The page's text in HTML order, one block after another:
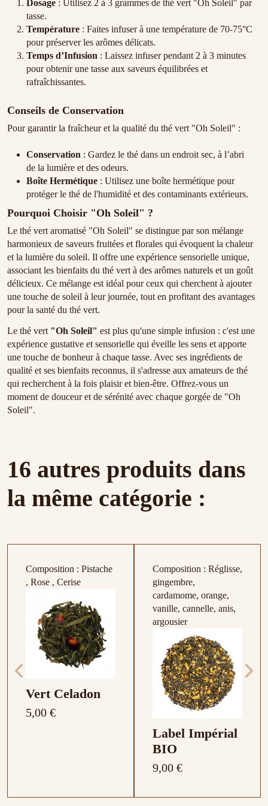
Dosage : Utilisez 2 à 3 grammes de thé vert "Oh Soleil" par
tasse.
Température : Faites infuser à une température de 70-75°C
pour préserver les arômes délicats.
Temps d’Infusion : Laissez infuser pendant 2 à 3 minutes
pour obtenir une tasse aux saveurs équilibrées et
rafraîchissantes.
Conseils de Conservation
Pour garantir la fraîcheur et la qualité du thé vert "Oh Soleil" :
Conservation : Gardez le thé dans un endroit sec, à l’abri
de la lumière et des odeurs.
Boîte Hermétique : Utilisez une boîte hermétique pour
protéger le thé de l'humidité et des contaminants extérieurs.
Pourquoi Choisir "Oh Soleil" ?
Le thé vert aromatisé "Oh Soleil" se distingue par son mélange
harmonieux de saveurs fruitées et florales qui évoquent la chaleur
et la lumière du soleil. Il offre une expérience sensorielle unique,
associant les bienfaits du thé vert à des arômes naturels et un goût
délicieux. Ce mélange est idéal pour ceux qui cherchent à ajouter
une touche de soleil à leur journée, tout en profitant des avantages
pour la santé du thé vert.
Le thé vert "Oh Soleil" est plus qu'une simple infusion : c'est une
expérience gustative et sensorielle qui éveille les sens et apporte
une touche de bonheur à chaque tasse. Avec ses ingrédients de
qualité et ses bienfaits reconnus, il s'adresse aux amateurs de thé
qui recherchent à la fois plaisir et bien-être. Offrez-vous un
moment de douceur et de sérénité avec chaque gorgée de "Oh
Soleil".
16 autres produits dans
la même catégorie :
Composition : Pistache
, Rose , Cerise
Vert Celadon
5,00 €
Composition : Réglisse,
gingembre,
cardamome, orange,
vanille, cannelle, anis,
argousier
Label Impérial
BIO
9,00 €